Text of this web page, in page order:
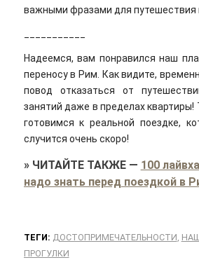
важными фразами для путешествия
Надеемся, вам понравился наш
переносу в Рим. Как видите,
повод отказаться от
занятий даже в пределах квартиры!
готовимся к реальной поездке,
случится очень скоро!
» ЧИТАЙТЕ ТАКЖЕ— 100
надо знать перед поездкой в
ТЕГИ: ДОСТОПРИМЕЧАТЕЛЬНОСТИ
ПРОГУЛКИ